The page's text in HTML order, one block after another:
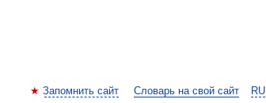
RU
Запомнить сайт Словарь на свой сайт